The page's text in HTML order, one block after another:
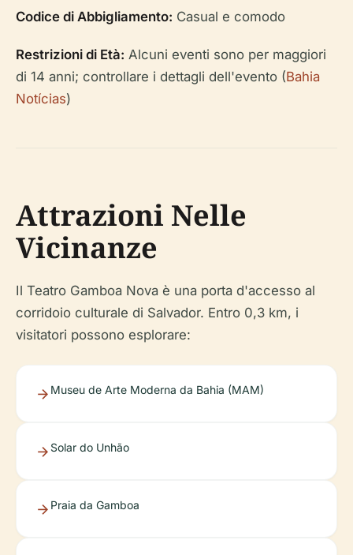
Codice di Abbigliamento: Casual e comodo
Restrizioni di Età: Alcuni eventi sono per maggiori
di 14 anni; controllare i dettagli dell'evento (Bahia
Notícias)
Attrazioni Nelle
Vicinanze
Il Teatro Gamboa Nova è una porta d'accesso al
corridoio culturale di Salvador. Entro 0,3 km, i
visitatori possono esplorare:
Museu de Arte Moderna da Bahia (MAM)
Solar do Unhão
Praia da Gamboa